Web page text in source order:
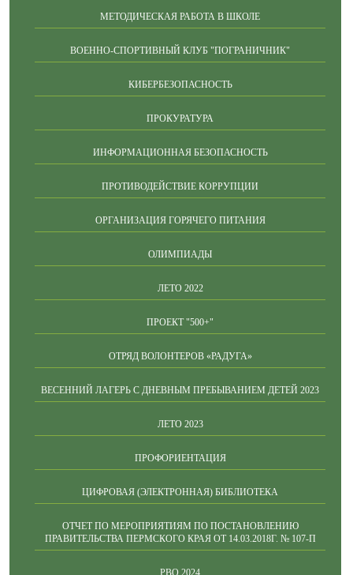
МЕТОДИЧЕСКАЯ РАБОТА В ШКОЛЕ
ВОЕННО-СПОРТИВНЫЙ КЛУБ "ПОГРАНИЧНИК"
КИБЕРБЕЗОПАСНОСТЬ
ПРОКУРАТУРА
ИНФОРМАЦИОННАЯ БЕЗОПАСНОСТЬ
ПРОТИВОДЕЙСТВИЕ КОРРУПЦИИ
ОРГАНИЗАЦИЯ ГОРЯЧЕГО ПИТАНИЯ
ОЛИМПИАДЫ
ЛЕТО 2022
ПРОЕКТ "500+"
ОТРЯД ВОЛОНТЕРОВ «РАДУГА»
ВЕСЕННИЙ ЛАГЕРЬ С ДНЕВНЫМ ПРЕБЫВАНИЕМ ДЕТЕЙ 2023
ЛЕТО 2023
ПРОФОРИЕНТАЦИЯ
ЦИФРОВАЯ (ЭЛЕКТРОННАЯ) БИБЛИОТЕКА
ОТЧЕТ ПО МЕРОПРИЯТИЯМ ПО ПОСТАНОВЛЕНИЮ
ПРАВИТЕЛЬСТВА ПЕРМСКОГО КРАЯ ОТ 14.03.2018Г. № 107-П
РВО 2024